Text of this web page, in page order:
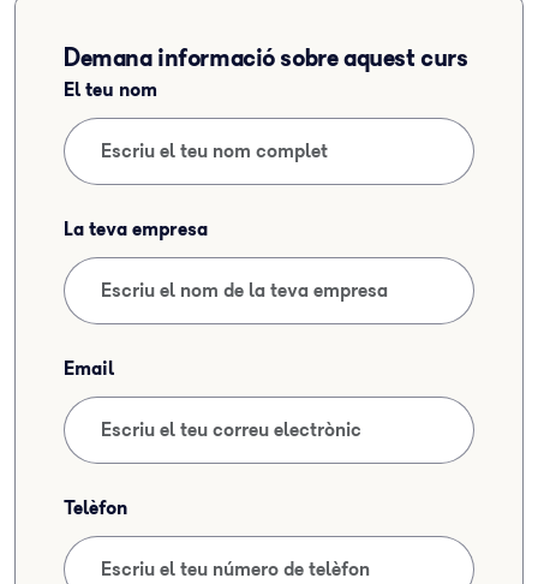
Demana informació sobre aquest curs
El teu nom
La teva empresa
Email
Telèfon